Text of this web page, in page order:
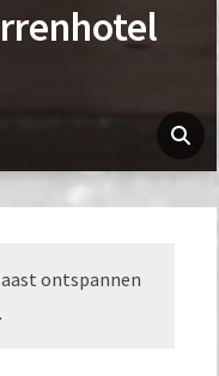
ontspannen